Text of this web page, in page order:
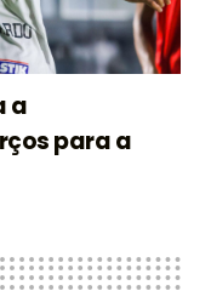
a
para a